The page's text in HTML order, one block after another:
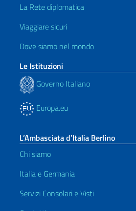
La Rete diplomatica
Viaggiare sicuri
Dove siamo nel mondo
Le Istituzioni
Governo Italiano
Europa.eu
L’Ambasciata d’Italia Berlino
Chi siamo
Italia e Germania
Servizi Consolari e Visti